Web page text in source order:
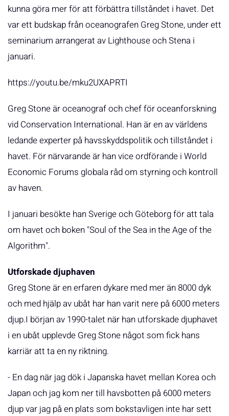
kunna göra mer för att förbättra tillståndet i havet. Det
var ett budskap från oceanografen Greg Stone, under ett
seminarium arrangerat av Lighthouse och Stena i
januari.
https://youtu.be/mku2UXAPRTI
Greg Stone är oceanograf och chef för oceanforskning
vid Conservation International. Han är en av världens
ledande experter på havsskyddspolitik och tillståndet i
havet. För närvarande är han vice ordförande i World
Economic Forums globala råd om styrning och kontroll
av haven.
I januari besökte han Sverige och Göteborg för att tala
om havet och boken "Soul of the Sea in the Age of the
Algorithm".
Utforskade djuphaven
Greg Stone är en erfaren dykare med mer än 8000 dyk
och med hjälp av ubåt har han varit nere på 6000 meters
djup.I början av 1990-talet när han utforskade djuphavet
i en ubåt upplevde Greg Stone något som fick hans
karriär att ta en ny riktning.
- En dag när jag dök i Japanska havet mellan Korea och
Japan och jag kom ner till havsbotten på 6000 meters
djup var jag på en plats som bokstavligen inte har sett